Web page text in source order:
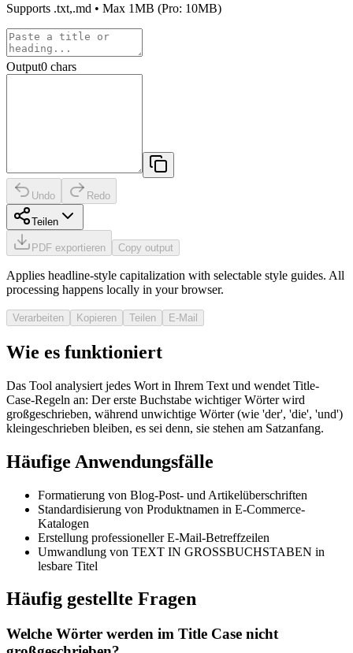
Supports .txt,.md • Max 1MB (Pro: 10MB)
Output0 chars
Undo Redo
Teilen
PDF exportieren Copy output
Applies headline-style capitalization with selectable style guides. All
processing happens locally in your browser.
Verarbeiten Kopieren Teilen E-Mail
Wie es funktioniert
Das Tool analysiert jedes Wort in Ihrem Text und wendet Title-
Case-Regeln an: Der erste Buchstabe wichtiger Wörter wird
großgeschrieben, während unwichtige Wörter (wie 'der', 'die', 'und')
kleingeschrieben bleiben, es sei denn, sie stehen am Satzanfang.
Häufige Anwendungsfälle
Formatierung von Blog-Post- und Artikelüberschriften
Standardisierung von Produktnamen in E-Commerce-
Katalogen
Erstellung professioneller E-Mail-Betreffzeilen
Umwandlung von TEXT IN GROSSBUCHSTABEN in
lesbare Titel
Häufig gestellte Fragen
Welche Wörter werden im Title Case nicht